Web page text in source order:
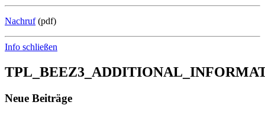
Nachruf(pdf)
Info schließen
Neue Beiträge